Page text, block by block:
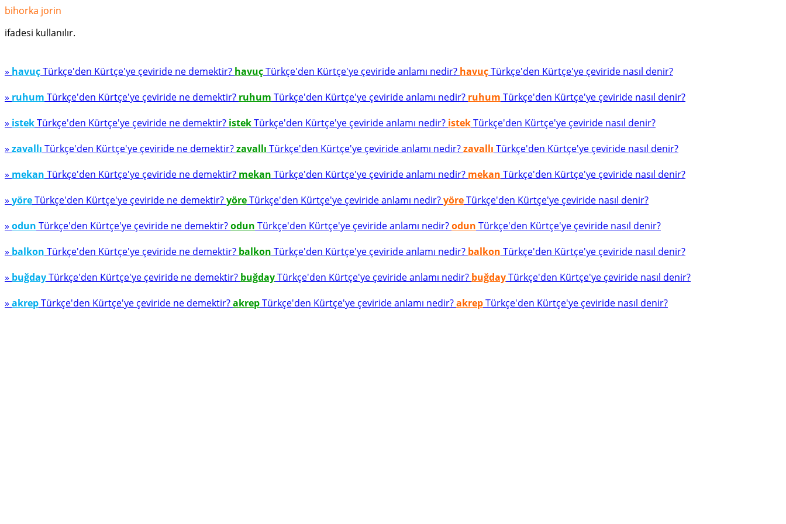
bihorka jorin
ifadesi kullanılır.
» havuçTürkçe'den Kürtçe'ye çeviride ne demektir? havuçTürkçe'den Kürtçe'ye çeviride anlamı nedir? havuçTürkçe'den Kürtçe'ye çeviride nasıl denir?
» ruhum Türkçe'den Kürtçe'ye çeviride ne demektir? ruhum Türkçe'den Kürtçe'ye çeviride anlamı nedir? ruhum Türkçe'den Kürtçe'ye çeviride nasıl denir?
» istekTürkçe'den Kürtçe'ye çeviride ne demektir? istekTürkçe'den Kürtçe'ye çeviride anlamı nedir? istekTürkçe'den Kürtçe'ye çeviride nasıl denir?
» zavallı Türkçe'den Kürtçe'ye çeviride ne demektir?zavallı Türkçe'den Kürtçe'ye çeviride anlamı nedir?zavallı Türkçe'den Kürtçe'ye çeviride nasıl denir?
» mekan Türkçe'den Kürtçe'ye çeviride ne demektir? mekan Türkçe'den Kürtçe'ye çeviride anlamı nedir? mekan Türkçe'den Kürtçe'ye çeviride nasıl denir?
» yöreTürkçe'den Kürtçe'ye çeviride ne demektir?yöreTürkçe'den Kürtçe'ye çeviride anlamı nedir?yöreTürkçe'den Kürtçe'ye çeviride nasıl denir?
» odun Türkçe'den Kürtçe'ye çeviride ne demektir?odun Türkçe'den Kürtçe'ye çeviride anlamı nedir?odun Türkçe'den Kürtçe'ye çeviride nasıl denir?
» balkon Türkçe'den Kürtçe'ye çeviride ne demektir? balkon Türkçe'den Kürtçe'ye çeviride anlamı nedir? balkon Türkçe'den Kürtçe'ye çeviride nasıl denir?
» buğdayTürkçe'den Kürtçe'ye çeviride ne demektir? buğdayTürkçe'den Kürtçe'ye çeviride anlamı nedir? buğdayTürkçe'den Kürtçe'ye çeviride nasıl denir?
» akrepTürkçe'den Kürtçe'ye çeviride ne demektir?akrepTürkçe'den Kürtçe'ye çeviride anlamı nedir?akrepTürkçe'den Kürtçe'ye çeviride nasıl denir?